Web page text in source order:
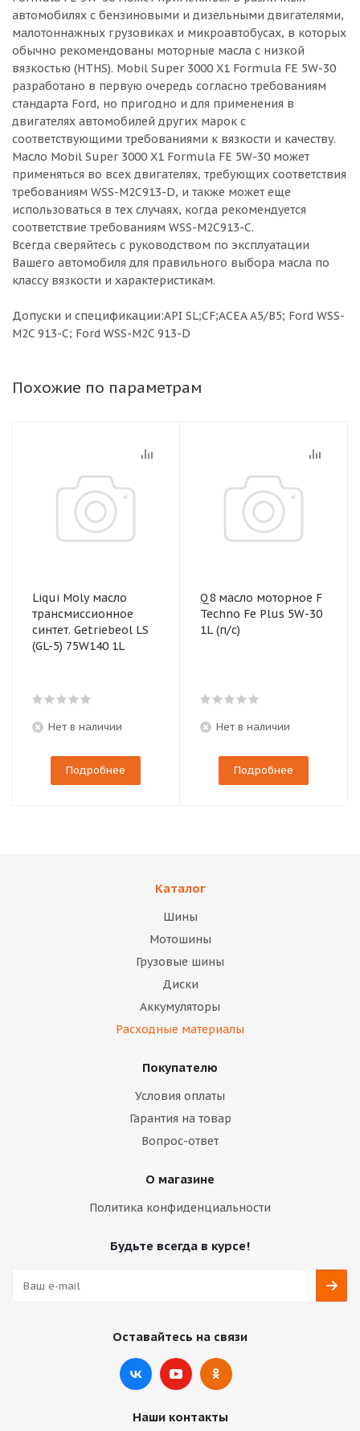
автомобилях с бензиновыми и дизельными двигателями,
малотоннажных грузовиках и микроавтобусах, в которых
обычно рекомендованы моторные масла с низкой
вязкостью (HTHS). Mobil Super 3000 X1 Formula FE 5W-30
разработано в первую очередь согласно требованиям
стандарта Ford, но пригодно и для применения в
двигателях автомобилей других марок с
соответствующими требованиями к вязкости и качеству.
Масло Mobil Super 3000 X1 Formula FE 5W-30 может
применяться во всех двигателях, требующих соответствия
требованиям WSS-M2C913-D, и также может еще
использоваться в тех случаях, когда рекомендуется
соответствие требованиям WSS-M2C913-C.
Всегда сверяйтесь с руководством по эксплуатации
Вашего автомобиля для правильного выбора масла по
классу вязкости и характеристикам.
Допуски и спецификации:API SL;CF;ACEA A5/B5; Ford WSS-
M2C 913-C; Ford WSS-M2C 913-D
Похожие по параметрам
Liqui Moly масло
трансмиссионное
синтет. Getriebeol LS
(GL-5) 75W140 1L
Нет в наличии
Подробнее
Q8 масло моторное F
Techno Fe Plus 5W-30
1L (п/с)
Нет в наличии
Подробнее
Каталог
Шины
Мотошины
Грузовые шины
Диски
Аккумуляторы
Расходные материалы
Покупателю
Условия оплаты
Гарантия на товар
Вопрос-ответ
О магазине
Политика конфиденциальности
Будьте всегда в курсе!
Оставайтесь на связи
Наши контакты